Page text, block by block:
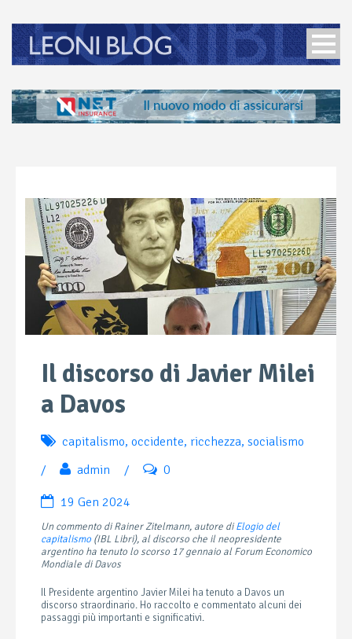
Il discorso di Javier Milei
a Davos
capitalismo, occidente, ricchezza, socialismo
/
admin / 0
19 Gen 2024
Un commento di Rainer Zitelmann, autore diElogio del
capitalismo (IBL Libri), al discorso che il neopresidente
argentino ha tenuto lo scorso 17 gennaio al Forum Economico
Mondiale di Davos
Il Presidente argentino Javier Milei ha tenuto a Davos un
discorso straordinario. Ho raccolto e commentato alcuni dei
passaggi più importanti e significativi.